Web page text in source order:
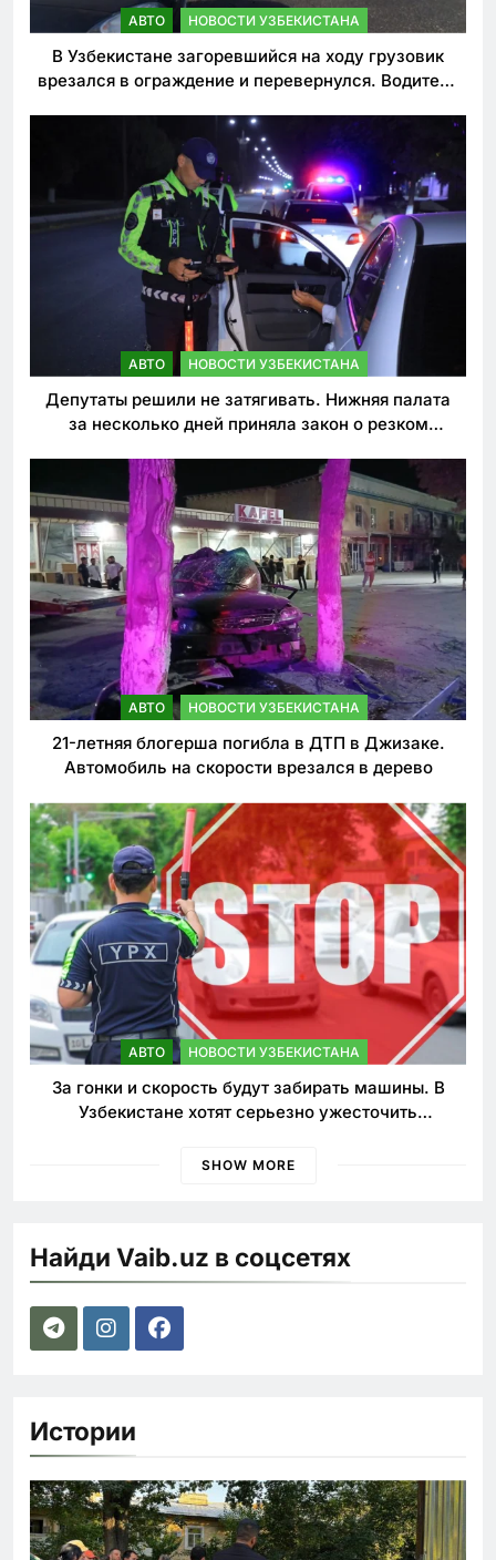
АВТО НОВОСТИ УЗБЕКИСТАНА
В Узбекистане загоревшийся на ходу грузовик
врезался в ограждение и перевернулся. Водитель
АВТО НОВОСТИ УЗБЕКИСТАНА
Депутаты решили не затягивать. Нижняя палата
за несколько дней приняла закон о резком
АВТО НОВОСТИ УЗБЕКИСТАНА
21-летняя блогерша погибла в ДТП в Джизаке.
Автомобиль на скорости врезался в дерево
АВТО НОВОСТИ УЗБЕКИСТАНА
За гонки и скорость будут забирать машины. В
Узбекистане хотят серьезно ужесточить
SHOW MORE
Найди Vaib.uz в соцсетях
Истории